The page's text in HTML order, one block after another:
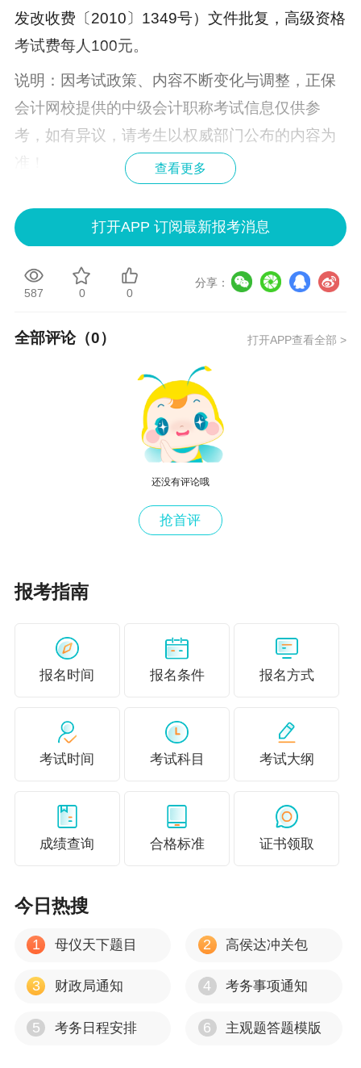
发改收费〔2010〕1349号）文件批复，高级资格
考试费每人100元。
说明：因考试政策、内容不断变化与调整，正保
会计网校提供的中级会计职称考试信息仅供参
考，如有异议，请考生以权威部门公布的内容为
查看更多
打开APP 订阅最新报考消息
587 0 0
分享：
全部评论（0） 打开APP查看全部 >
还没有评论哦
抢首评
报考指南
报名时间 报名条件 报名方式
考试时间 考试科目 考试大纲
成绩查询 合格标准 证书领取
今日热搜
1 母仪天下题目 2 高侯达冲关包
3 财政局通知 4 考务事项通知
5 考务日程安排 6 主观题答题模版